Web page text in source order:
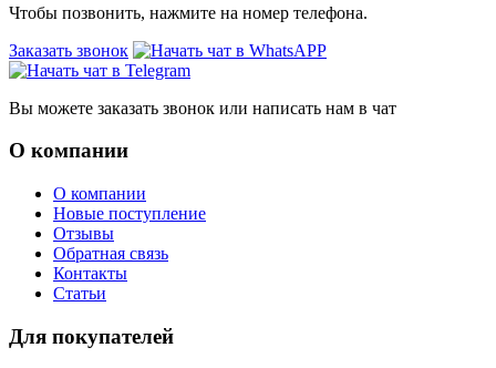
Чтобы позвонить, нажмите на номер телефона.
Заказать звонок
Вы можете заказать звонок или написать нам в чат
О компании
О компании
Новые поступление
Отзывы
Обратная связь
Контакты
Статьи
Для покупателей